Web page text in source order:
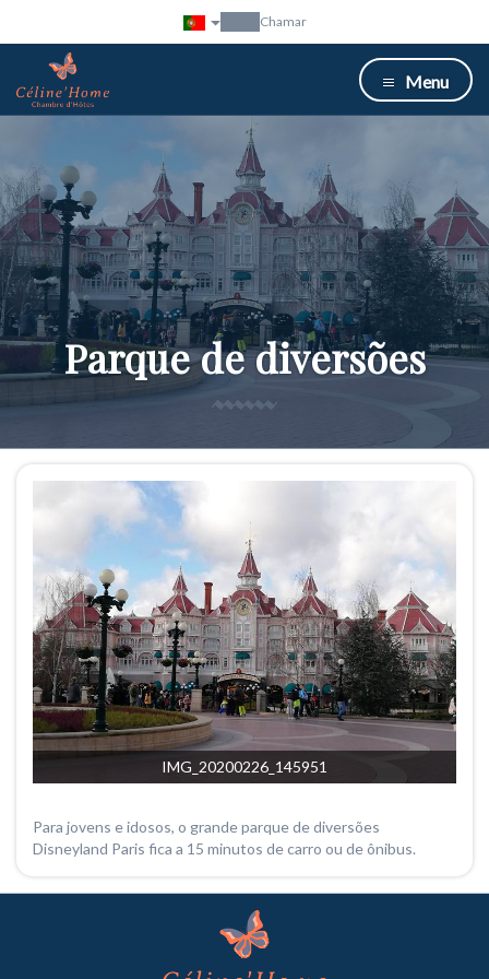
Chamar
Menu
Parque de diversões
IMG_20200226_145951
Para jovens e idosos, o grande parque de diversões
Disneyland Paris fica a 15 minutos de carro ou de ônibus.